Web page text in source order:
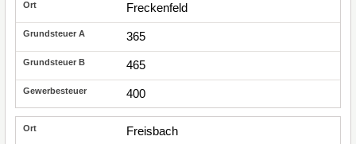
Freckenfeld
365
465
400
Freisbach